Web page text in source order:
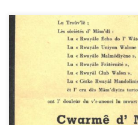
Ce titre pourrait se retrouver
mais c’est bien dans les
1962, qu’on le mentionne. Cette
Malmedy, comme celui d’Eupen